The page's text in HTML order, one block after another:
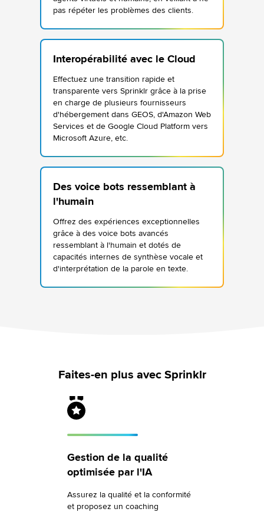
pas répéter les problèmes des clients.
Interopérabilité avec le Cloud
Effectuez une transition rapide et
transparente vers Sprinklr grâce à la prise
en charge de plusieurs fournisseurs
d'hébergement dans GEOS, d'Amazon Web
Services et de Google Cloud Platform vers
Microsoft Azure, etc.
Des voice bots ressemblant à
l'humain
Offrez des expériences exceptionnelles
grâce à des voice bots avancés
ressemblant à l'humain et dotés de
capacités internes de synthèse vocale et
d'interprétation de la parole en texte.
Faites-en plus avec Sprinklr
Gestion de la qualité
optimisée par l'IA
Assurez la qualité et la conformité
et proposez un coaching